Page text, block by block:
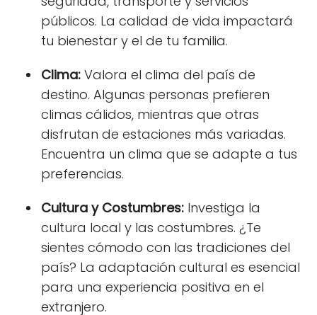
públicos. La calidad de vida impactará
tu bienestar y el de tu familia.
Clima: Valora el clima del país de
destino. Algunas personas prefieren
climas cálidos, mientras que otras
disfrutan de estaciones más variadas.
Encuentra un clima que se adapte a tus
preferencias.
Cultura y Costumbres: Investiga la
cultura local y las costumbres. ¿Te
sientes cómodo con las tradiciones del
país? La adaptación cultural es esencial
para una experiencia positiva en el
extranjero.